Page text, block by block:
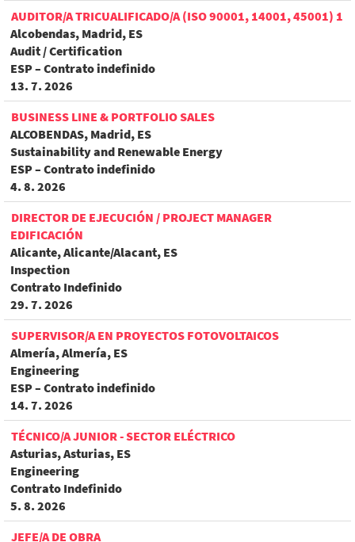
AUDITOR/A TRICUALIFICADO/A (ISO 90001, 14001, 45001) 1
Alcobendas, Madrid, ES
Audit / Certification
ESP – Contrato indefinido
13. 7. 2026
BUSINESS LINE & PORTFOLIO SALES
ALCOBENDAS, Madrid, ES
Sustainability and Renewable Energy
ESP – Contrato indefinido
4. 8. 2026
DIRECTOR DE EJECUCIÓN / PROJECT MANAGER
EDIFICACIÓN
Alicante, Alicante/Alacant, ES
Inspection
Contrato Indefinido
29. 7. 2026
SUPERVISOR/A EN PROYECTOS FOTOVOLTAICOS
Almería, Almería, ES
Engineering
ESP – Contrato indefinido
14. 7. 2026
TÉCNICO/A JUNIOR - SECTOR ELÉCTRICO
Asturias, Asturias, ES
Engineering
Contrato Indefinido
5. 8. 2026
JEFE/A DE OBRA